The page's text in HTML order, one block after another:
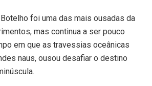
foi uma das mais ousadas da
mas continua a ser pouco
em que as travessias oceânicas
naus, ousou desafiar o destino